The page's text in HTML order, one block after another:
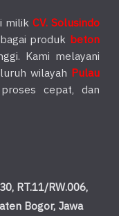
milik CV. Solusindo
produk beton
Kami melayani
wilayah Pulau
cepat, dan
RT.11/RW.006,
Bogor, Jawa